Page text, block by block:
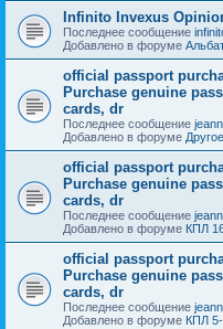
Infinito Invexus
Последнее сообщение
Добавлено в форуме
official passport
Purchase genuine
cards, dr
Последнее сообщение
Добавлено в форуме Другое
official passport
Purchase genuine
cards, dr
Последнее сообщение
Добавлено в форуме КПЛ
official passport
Purchase genuine
cards, dr
Последнее сообщение
Добавлено в форуме КПЛ